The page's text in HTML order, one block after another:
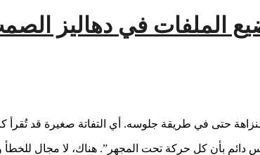
الملفات في دهاليز
حتى في طريقة جلوسه. أي التفاتة صغيرة قد
دائم بأن كل حركة تحت المجهر”. هناك، لا مجال